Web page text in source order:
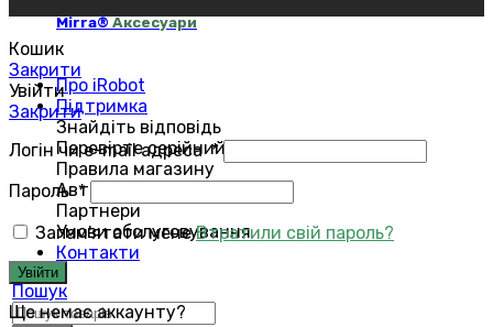
Mirra®Аксесуари
Про iRobot
Підтримка
Знайдіть відповідь
Перевірте серійний номер
Правила магазину
Авторизований сервіс
Партнери
Умови обслуговування
Контакти
Пошук
Кошик
Закрити
Увійти
Закрити
Логін чи e-mail адреса*
Пароль*
Запам'ятати мене Втратили свій пароль?
Увійти
Ще немає аккаунту?